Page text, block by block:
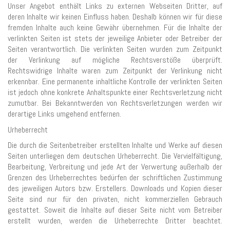
Unser Angebot enthält Links zu externen Webseiten Dritter, auf
deren Inhalte wir keinen Einfluss haben. Deshalb können wir für diese
fremden Inhalte auch keine Gewähr übernehmen. Für die Inhalte der
verlinkten Seiten ist stets der jeweilige Anbieter oder Betreiber der
Seiten verantwortlich. Die verlinkten Seiten wurden zum Zeitpunkt
der Verlinkung auf mögliche Rechtsverstöße überprüft.
Rechtswidrige Inhalte waren zum Zeitpunkt der Verlinkung nicht
erkennbar. Eine permanente inhaltliche Kontrolle der verlinkten Seiten
ist jedoch ohne konkrete Anhaltspunkte einer Rechtsverletzung nicht
zumutbar. Bei Bekanntwerden von Rechtsverletzungen werden wir
derartige Links umgehend entfernen.
Urheberrecht
Die durch die Seitenbetreiber erstellten Inhalte und Werke auf diesen
Seiten unterliegen dem deutschen Urheberrecht. Die Vervielfältigung,
Bearbeitung, Verbreitung und jede Art der Verwertung außerhalb der
Grenzen des Urheberrechtes bedürfen der schriftlichen Zustimmung
des jeweiligen Autors bzw. Erstellers. Downloads und Kopien dieser
Seite sind nur für den privaten, nicht kommerziellen Gebrauch
gestattet. Soweit die Inhalte auf dieser Seite nicht vom Betreiber
erstellt wurden, werden die Urheberrechte Dritter beachtet.